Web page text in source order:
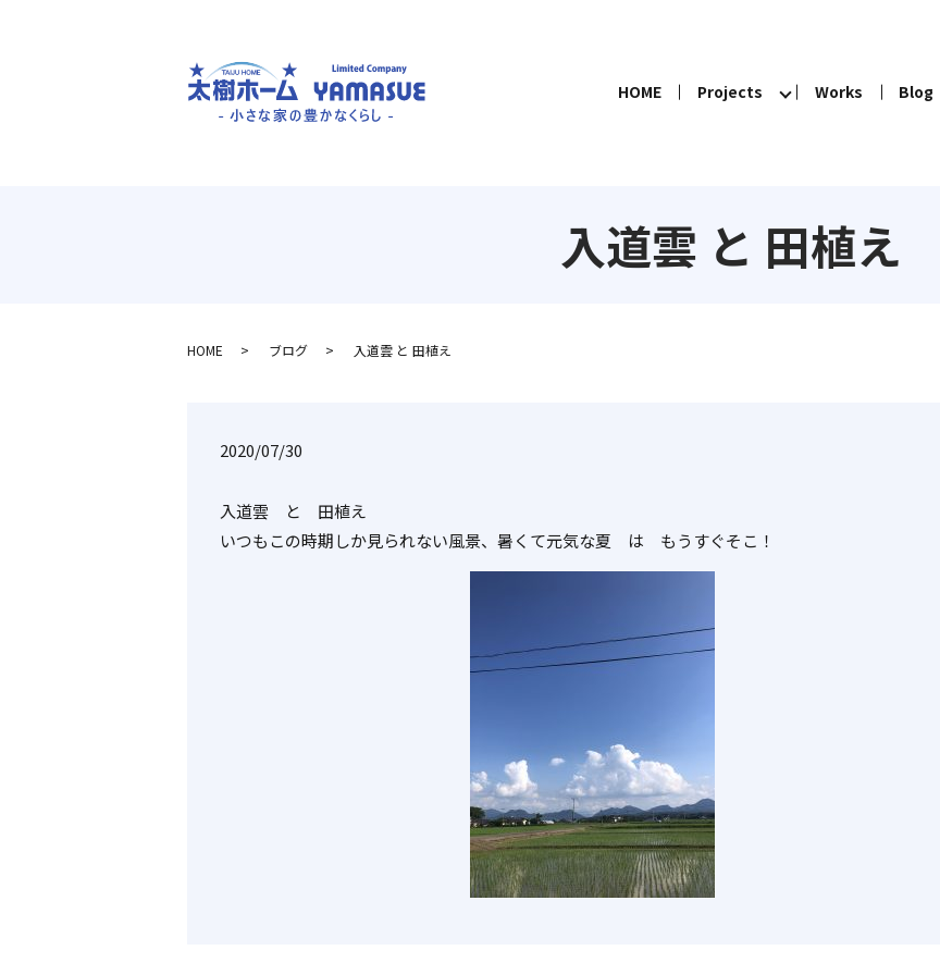
HOME Projects Works Blog
入道雲 と 田植え
HOME ブログ 入道雲 と 田植え
2020/07/30
入道雲 と 田植え
いつもこの時期しか見られない風景、暑くて元気な夏 は もうすぐそこ！